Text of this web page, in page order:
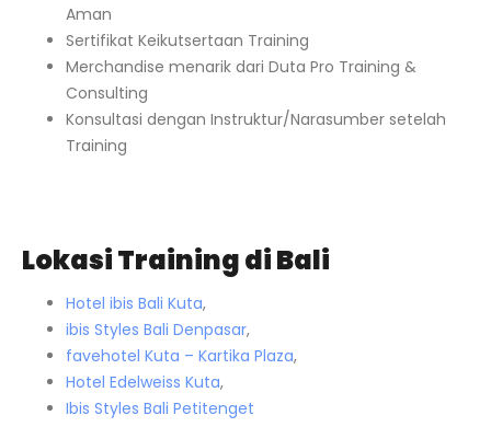
Aman
Sertifikat Keikutsertaan Training
Merchandise menarik dari Duta Pro Training &
Consulting
Konsultasi dengan Instruktur/Narasumber setelah
Training
Lokasi Training di Bali
Hotel ibis Bali Kuta,
ibis Styles Bali Denpasar,
favehotel Kuta – Kartika Plaza,
Hotel Edelweiss Kuta,
Ibis Styles Bali Petitenget